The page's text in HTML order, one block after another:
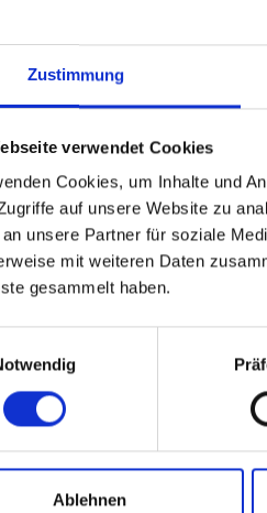
Zustimmung
verwendet Cookies
Cookies, um Inhalte und
auf unsere Website zu
unsere Partner für soziale
mit weiteren Daten
gesammelt haben.
Ablehnen